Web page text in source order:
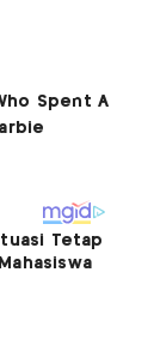
Tetap